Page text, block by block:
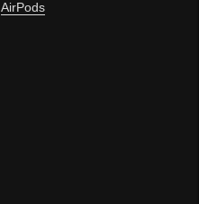
AirPods